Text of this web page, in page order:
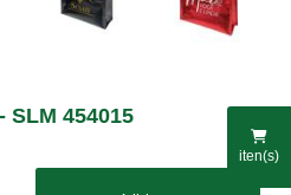
iten(s)
SLM 454015